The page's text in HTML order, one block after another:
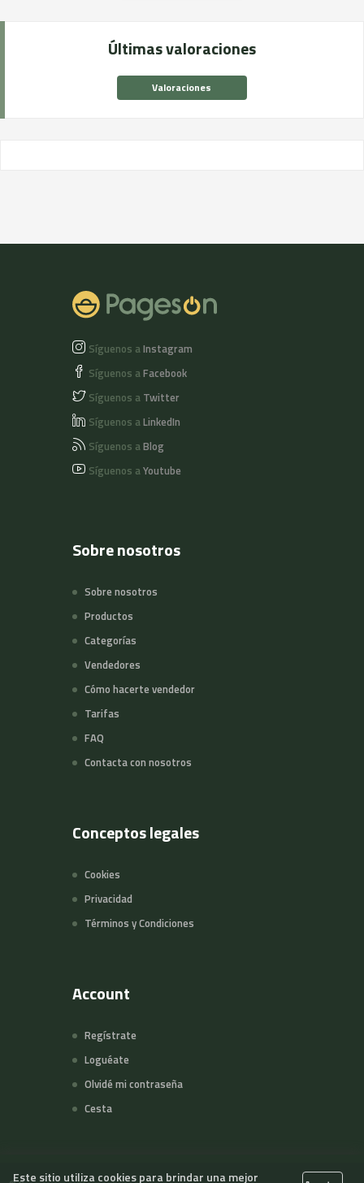
Últimas valoraciones
Valoraciones
Síguenos aInstagram
Síguenos aFacebook
Síguenos a Twitter
Síguenos aLinkedIn
Síguenos aBlog
Síguenos aYoutube
Sobre nosotros
Sobre nosotros
Productos
Categorías
Vendedores
Cómo hacerte vendedor
Tarifas
FAQ
Contacta con nosotros
Conceptos legales
Cookies
Privacidad
Términos y Condiciones
Account
Regístrate
Loguéate
Olvidé mi contraseña
Cesta
Este sitio utiliza cookies para brindar una mejor